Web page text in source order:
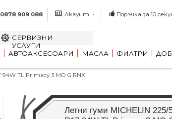
909 088 Акаунт Поръчка за 10
СЕРВИЗНИ
УСЛУГИ
АВТОАКСЕСОАРИ МАСЛА ФИЛТРИ
TL Primacy 3 MO G RNX
Летни гуми MICHELIN 225/